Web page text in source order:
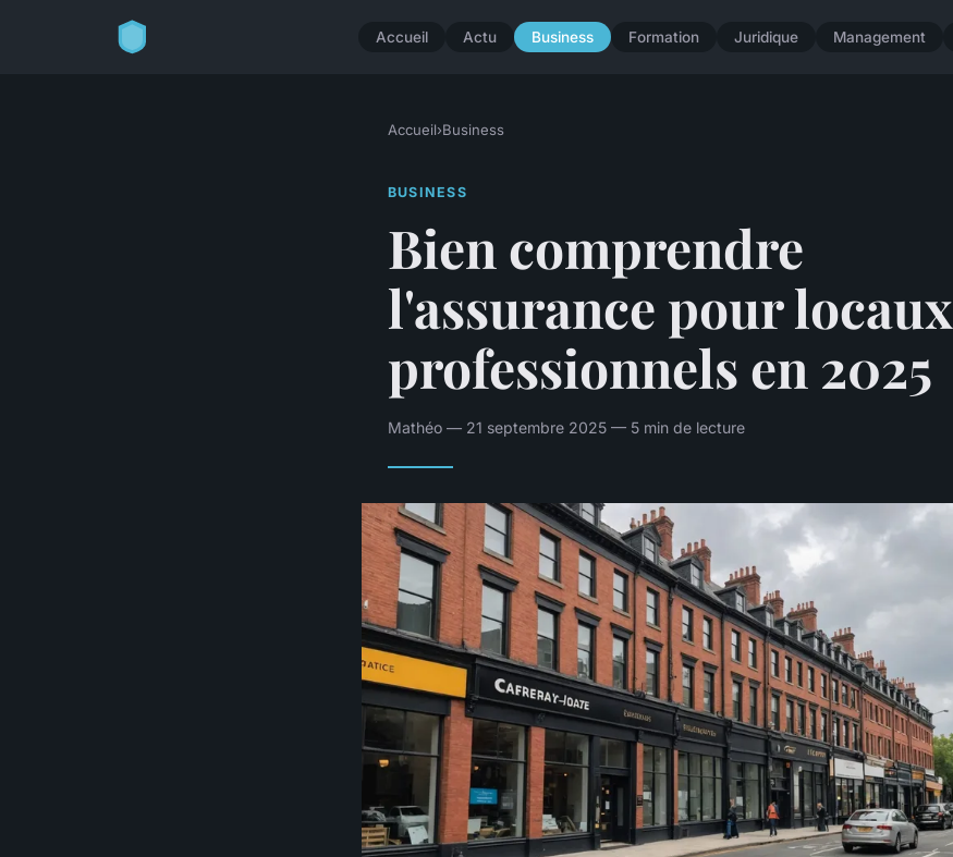
Accueil Actu Business Formation Juridique Management
Accueil›Business
BUSINESS
Bien comprendre
l'assurance pour locaux
professionnels en 2025
Mathéo — 21 septembre 2025 — 5 min de lecture